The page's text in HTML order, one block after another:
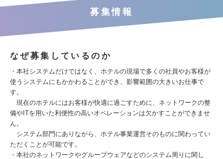
募集情報
なぜ募集しているのか
・本社システムだけではなく、ホテルの現場で多くの社員やお客様が
使うシステムにもかかわることができ、影響範囲の大きいお仕事で
す。
現在のホテルにはお客様が快適に過ごすために、ネットワークの整
備やITを用いた利便性の高いオペレーションは欠かすことができませ
ん。
システム部門にありながら、ホテル事業運営そのものに関わってい
ただくことが可能です。
・本社のネットワークやグループウェアなどのシステム周りに関し